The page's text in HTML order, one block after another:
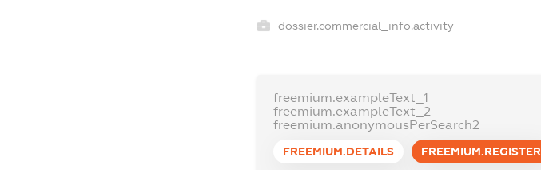
dossier.commercial_info.activity
freemium.exampleText_1
freemium.exampleText_2
freemium.anonymousPerSearch2
FREEMIUM.DETAILS FREEMIUM.REGISTER